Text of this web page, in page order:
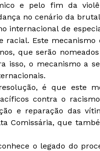
e pelo fim da
no cenário da
internacional de
Este
que serão
isso, o mecanismo a
é que este
contra o
e reparação das
Comissária, que
o legado do